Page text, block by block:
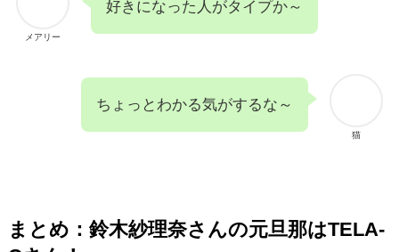
メアリー
好きになった人がタイプか～
猫
ちょっとわかる気がするな～
まとめ：鈴木紗理奈さんの元旦那はTELA-